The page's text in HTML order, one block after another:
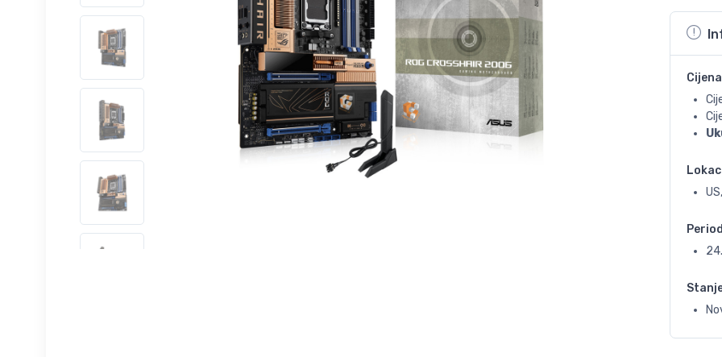
Cijena